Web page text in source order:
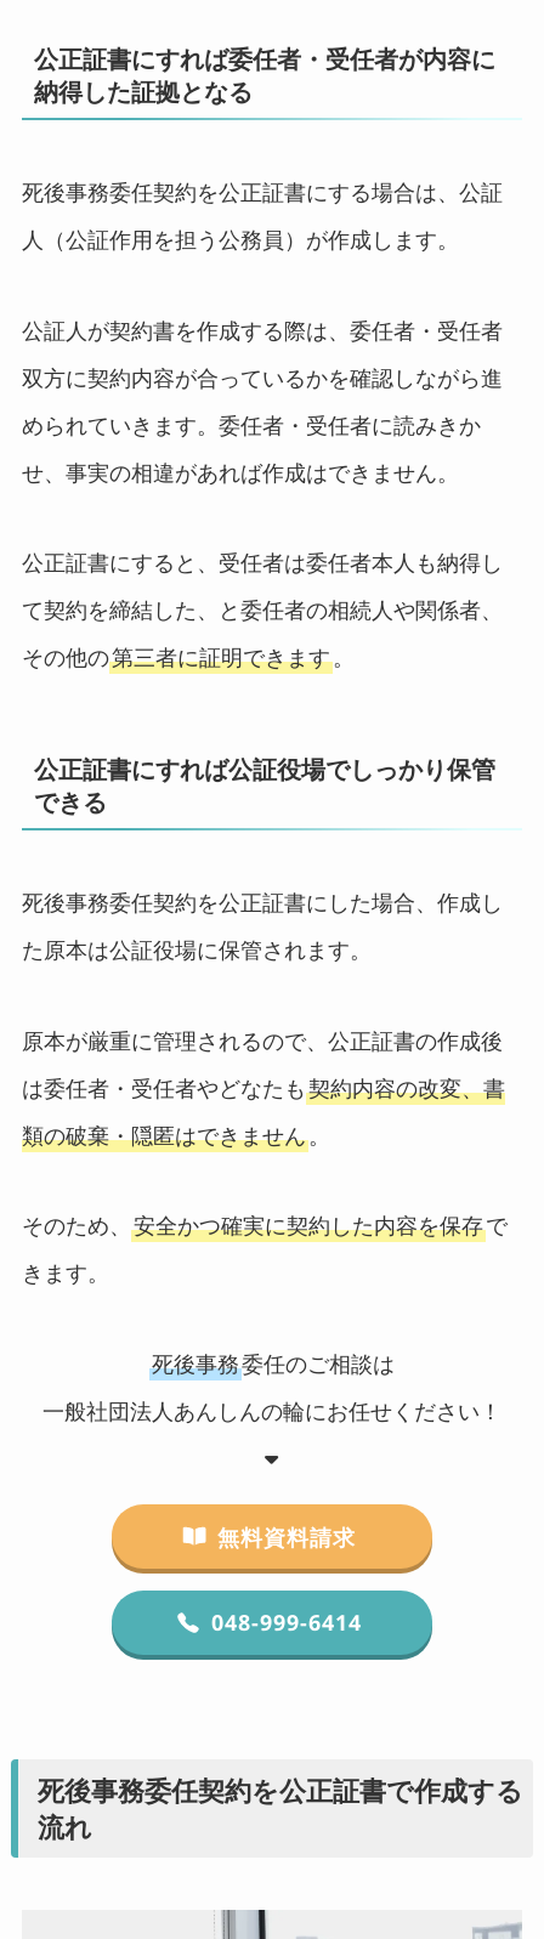
公正証書にすれば委任者・受任者が内容に
納得した証拠となる
死後事務委任契約を公正証書にする場合は、公証
人（公証作用を担う公務員）が作成します。
公証人が契約書を作成する際は、委任者・受任者
双方に契約内容が合っているかを確認しながら進
められていきます。委任者・受任者に読みきか
せ、事実の相違があれば作成はできません。
公正証書にすると、受任者は委任者本人も納得し
て契約を締結した、と委任者の相続人や関係者、
その他の第三者に証明できます。
公正証書にすれば公証役場でしっかり保管
できる
死後事務委任契約を公正証書にした場合、作成し
た原本は公証役場に保管されます。
原本が厳重に管理されるので、公正証書の作成後
は委任者・受任者やどなたも 契約内容の改変、書
類の破棄・隠匿はできません。
そのため、 安全かつ確実に契約した内容を保存で
きます。
死後事務委任のご相談は
一般社団法人あんしんの輪にお任せください！
無料資料請求
048-999-6414
死後事務委任契約を公正証書で作成する
流れ